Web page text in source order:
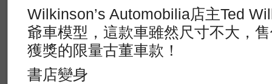
Wilkinson’s Automobilia店主Ted
爺車模型，這款車雖然尺寸不大，
獲獎的限量古董車款！
書店變身